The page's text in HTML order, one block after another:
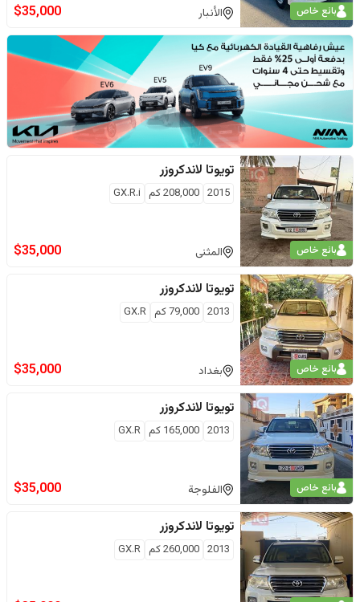
بائع خاص الأنبار $35,000
بائع خاص
تويوتا لاندكروزر
2015
208,000كم GX.R.i
المثنى $35,000
بائع خاص
تويوتا لاندكروزر
2013
79,000كم GX.R
بغداد $35,000
بائع خاص
تويوتا لاندكروزر
2013
165,000 كم GX.R
الفلوجة $35,000
تويوتا لاندكروزر
2013
260,000كم GX.R